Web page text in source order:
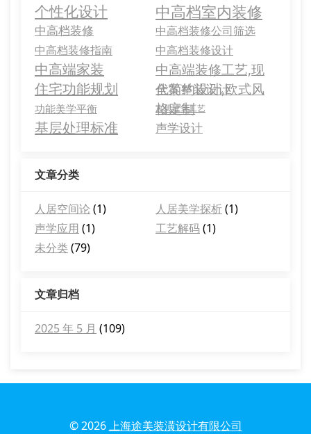
个性化设计 中高档室内装修
中高档装修
中高档装修公司筛选
中高档装修指南
中高档装修设计
中高端家装
中高端装修工艺,现
代简约设计,欧式风
格定制
住宅功能规划 全案整装设计
功能美学平衡 古典建筑工艺
基层处理标准 声学设计
文章分类
人居空间论 (1) 人居美学探析(1)
声学应用 (1) 工艺解码 (1)
未分类(79)
文章归档
2025 年 5 月 (109)
© 2026上海途美装潢设计有限公司